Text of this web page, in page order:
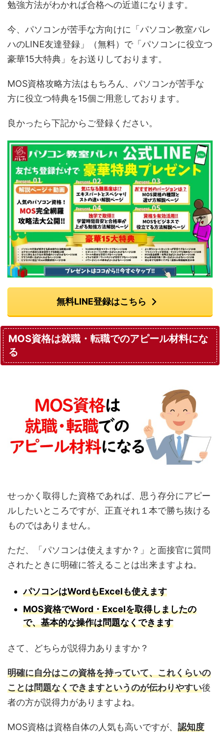
勉強方法がわかれば合格への近道になります。
今、パソコンが苦手な方向けに「パソコン教室パレ
ハのLINE友達登録」（無料）で「パソコンに役立つ
豪華15大特典」をお送りしております。
MOS資格攻略方法はもちろん、パソコンが苦手な
方に役立つ特典を15個ご用意しております。
良かったら下記からご登録ください。
無料LINE登録はこちら
MOS資格は就職・転職でのアピール材料にな
る
せっかく取得した資格であれば、思う存分にアピー
ルしたいところですが、正直それ１本で勝ち抜ける
ものではありません。
ただ、「パソコンは使えますか？」と面接官に質問
されたときに明確に答えることは出来ますよね。
パソコンはWordもExcelも使えます
MOS資格でWord・Excelを取得しましたの
で、基本的な操作は問題なくできます
さて、どちらが説得力ありますか？
明確に自分はこの資格を持っていて、これくらいの
ことは問題なくできますというのが伝わりやすい後
者の方が説得力がありますよね。
MOS資格は資格自体の人気も高いですが、 認知度